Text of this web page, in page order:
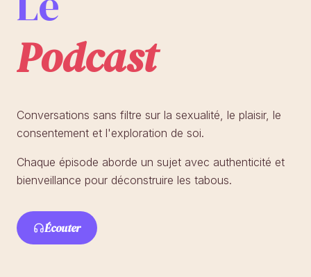
Podcast
Conversations sans filtre sur la sexualité, le plaisir, le
consentement et l'exploration de soi.
Chaque épisode aborde un sujet avec authenticité et
bienveillance pour déconstruire les tabous.
Écouter